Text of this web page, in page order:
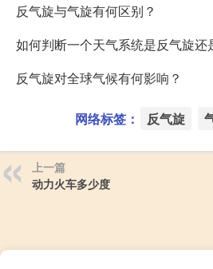
反气旋与气旋有何区别？
如何判断一个天气系统是反气旋还
反气旋对全球气候有何影响？
网络标签： 反气旋
上一篇
动力火车多少度